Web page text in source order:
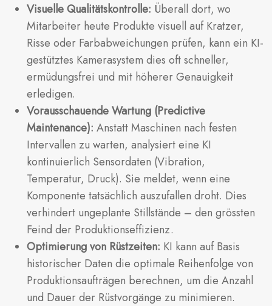
Visuelle Qualitätskontrolle: Überall dort, wo
Mitarbeiter heute Produkte visuell auf Kratzer,
Risse oder Farbabweichungen prüfen, kann ein KI-
gestütztes Kamerasystem dies oft schneller,
ermüdungsfrei und mit höherer Genauigkeit
erledigen.
Vorausschauende Wartung (Predictive
Maintenance): Anstatt Maschinen nach festen
Intervallen zu warten, analysiert eine KI
kontinuierlich Sensordaten (Vibration,
Temperatur, Druck). Sie meldet, wenn eine
Komponente tatsächlich auszufallen droht. Dies
verhindert ungeplante Stillstände – den grössten
Feind der Produktionseffizienz.
Optimierung von Rüstzeiten: KI kann auf Basis
historischer Daten die optimale Reihenfolge von
Produktionsaufträgen berechnen, um die Anzahl
und Dauer der Rüstvorgänge zu minimieren.